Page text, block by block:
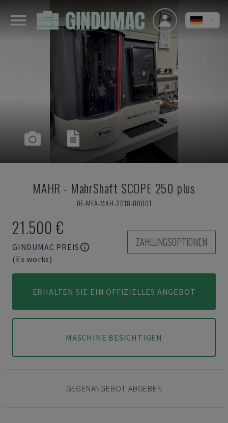
MAHR - MahrShaft SCOPE 250 plus
DE-MEA-MAH-2018-00001
21.500 €
GINDUMAC PREIS
(Ex works)
ZAHLUNGSOPTIONEN
ERHALTEN SIE EIN OFFIZIELLES ANGEBOT
MASCHINE BESICHTIGEN
GEGENANGEBOT ABGEBEN